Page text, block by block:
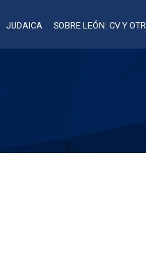
JUDAICA SOBRE LEÓN: CV Y